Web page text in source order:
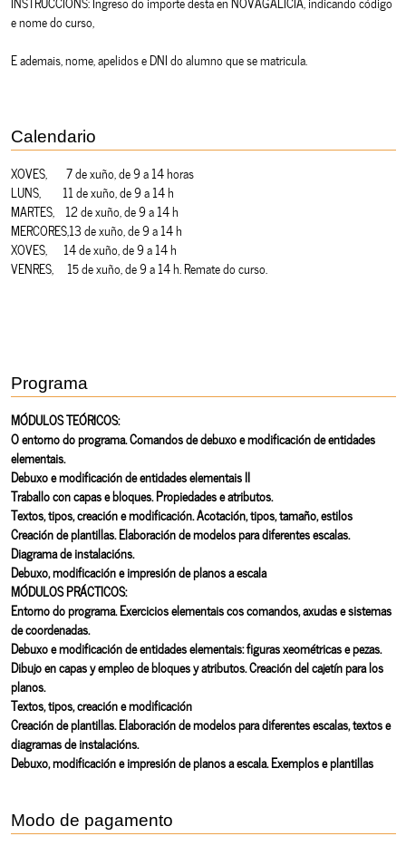
e nome do curso,
E ademais, nome, apelidos e DNI do alumno que se matricula.
Calendario
XOVES, 7 de xuño, de 9 a 14 horas
LUNS, 11 de xuño, de 9 a 14 h
MARTES, 12 de xuño, de 9 a 14 h
MERCORES,13 de xuño, de 9 a 14 h
XOVES, 14 de xuño, de 9 a 14 h
VENRES, 15 de xuño, de 9 a 14 h. Remate do curso.
Programa
MÓDULOS TEÓRICOS:
O entorno do programa. Comandos de debuxo e modificación de entidades
elementais.
Debuxo e modificación de entidades elementais II
Traballo con capas e bloques. Propiedades e atributos.
Textos, tipos, creación e modificación. Acotación, tipos, tamaño, estilos
Creación de plantillas. Elaboración de modelos para diferentes escalas.
Diagrama de instalacións.
Debuxo, modificación e impresión de planos a escala
MÓDULOS PRÁCTICOS:
Entorno do programa. Exercicios elementais cos comandos, axudas e sistemas
de coordenadas.
Debuxo e modificación de entidades elementais: figuras xeométricas e pezas.
Dibujo en capas y empleo de bloques y atributos. Creación del cajetín para los
planos.
Textos, tipos, creación e modificación
Creación de plantillas. Elaboración de modelos para diferentes escalas, textos e
diagramas de instalacións.
Debuxo, modificación e impresión de planos a escala. Exemplos e plantillas
Modo de pagamento